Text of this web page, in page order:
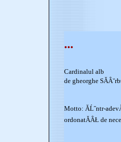
...
Cardinalul alb
de gheorghe
Motto: ĂĹ˝ntr-
ordonatĂÂŁ de